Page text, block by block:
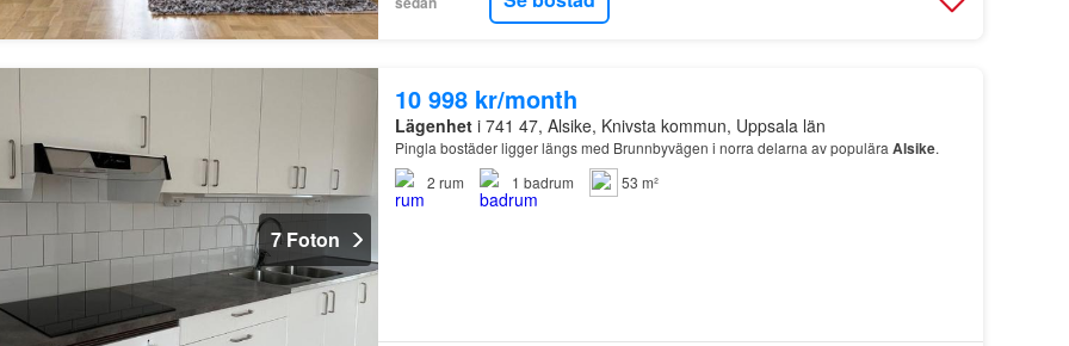
7 Foton
10 998 kr/month
Lägenheti 741 47, Alsike, Knivsta kommun, Uppsala län
Pingla bostäder ligger längs med Brunnbyvägen i norra delarna av populära Alsike.
2 rum 1 badrum 53 m²